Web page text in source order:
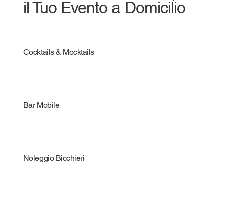
il Tuo Evento a Domicilio
Cocktails & Mocktails
Bar Mobile
Noleggio Bicchieri